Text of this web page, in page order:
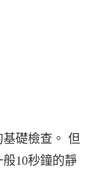
礎檢查。 但
10秒鐘的靜